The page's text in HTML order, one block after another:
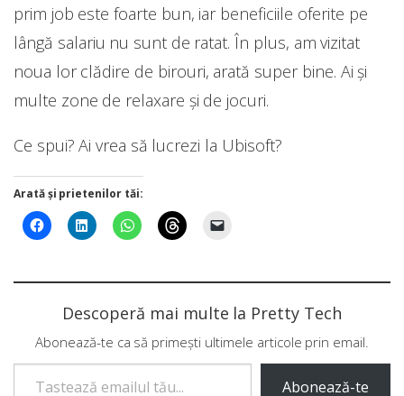
prim job este foarte bun, iar beneficiile oferite pe
lângă salariu nu sunt de ratat. În plus, am vizitat
noua lor clădire de birouri, arată super bine. Ai și
multe zone de relaxare și de jocuri.
Ce spui? Ai vrea să lucrezi la Ubisoft?
Arată și prietenilor tăi:
Descoperă mai multe la Pretty Tech
Abonează-te ca să primești ultimele articole prin email.
Tastează emailul tău...
Abonează-te